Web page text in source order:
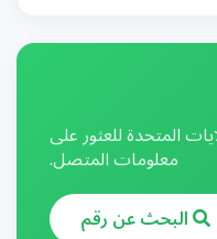
المتحدة للعثور على
معلومات المتصل.
البحث عن رقم